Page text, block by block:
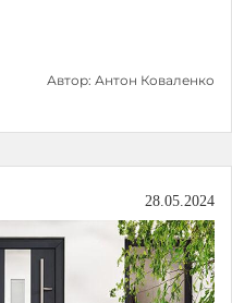
Автор: Антон Коваленко
28.05.2024